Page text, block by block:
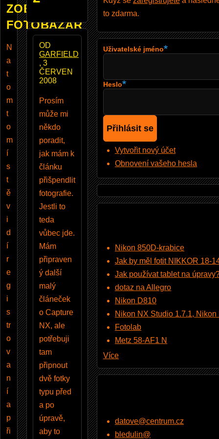
ZOBRAZUJE
FOTOBAZAR
N
a
t
o
m
t
o
m
í
s
t
ě
v
i
d
í
r
e
g
i
s
tr
o
v
a
n
í
a
p
ři
OD
GARFIELD
, 3
ČERVEN
2008
Prosím
může mi
někdo
poradit,
jak mám k
článku
přišpendlit
fotografie.
Jestli to
teda
vůbec jde.
Mám
připraven
ý další
malý
článeček
o Capture
NX, ale
potřebuji
tam
připnout
dvě fotky
typu před
a po
úpravě,
aby to
to zdarma.
Uživatelské jméno
Heslo
Vytvořit nový účet
Obnovení vašeho hesla
Nikon 850D-krabice
Jak by měl fotit NIKKOR 18-
Jak používat tablet na
dotaz na Allegro
Nikon D810
Nikon NX Studio 1.7.1,
Fotolab
Metz 58-AF1 N
Více
datove@centrum.cz
bledulin@